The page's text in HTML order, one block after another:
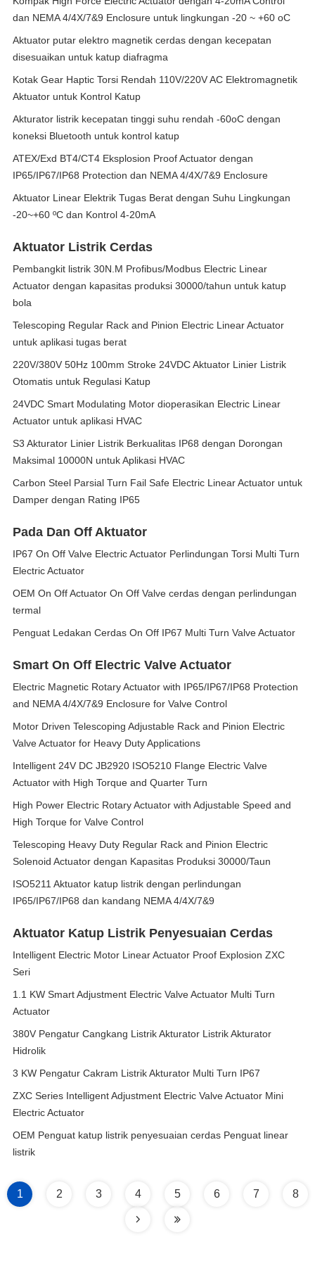
dan NEMA 4/4X/7&9 Enclosure untuk lingkungan -20 ~ +60 oC
Aktuator putar elektro magnetik cerdas dengan kecepatan
disesuaikan untuk katup diafragma
Kotak Gear Haptic Torsi Rendah 110V/220V AC Elektromagnetik
Aktuator untuk Kontrol Katup
Akturator listrik kecepatan tinggi suhu rendah -60oC dengan
koneksi Bluetooth untuk kontrol katup
ATEX/Exd BT4/CT4 Eksplosion Proof Actuator dengan
IP65/IP67/IP68 Protection dan NEMA 4/4X/7&9 Enclosure
Aktuator Linear Elektrik Tugas Berat dengan Suhu Lingkungan
-20~+60 ºC dan Kontrol 4-20mA
Aktuator Listrik Cerdas
Pembangkit listrik 30N.M Profibus/Modbus Electric Linear
Actuator dengan kapasitas produksi 30000/tahun untuk katup
bola
Telescoping Regular Rack and Pinion Electric Linear Actuator
untuk aplikasi tugas berat
220V/380V 50Hz 100mm Stroke 24VDC Aktuator Linier Listrik
Otomatis untuk Regulasi Katup
24VDC Smart Modulating Motor dioperasikan Electric Linear
Actuator untuk aplikasi HVAC
S3 Akturator Linier Listrik Berkualitas IP68 dengan Dorongan
Maksimal 10000N untuk Aplikasi HVAC
Carbon Steel Parsial Turn Fail Safe Electric Linear Actuator untuk
Damper dengan Rating IP65
Pada Dan Off Aktuator
IP67 On Off Valve Electric Actuator Perlindungan Torsi Multi Turn
Electric Actuator
OEM On Off Actuator On Off Valve cerdas dengan perlindungan
termal
Penguat Ledakan Cerdas On Off IP67 Multi Turn Valve Actuator
Smart On Off Electric Valve Actuator
Electric Magnetic Rotary Actuator with IP65/IP67/IP68 Protection
and NEMA 4/4X/7&9 Enclosure for Valve Control
Motor Driven Telescoping Adjustable Rack and Pinion Electric
Valve Actuator for Heavy Duty Applications
Intelligent 24V DC JB2920 ISO5210 Flange Electric Valve
Actuator with High Torque and Quarter Turn
High Power Electric Rotary Actuator with Adjustable Speed and
High Torque for Valve Control
Telescoping Heavy Duty Regular Rack and Pinion Electric
Solenoid Actuator dengan Kapasitas Produksi 30000/Taun
ISO5211 Aktuator katup listrik dengan perlindungan
IP65/IP67/IP68 dan kandang NEMA 4/4X/7&9
Aktuator Katup Listrik Penyesuaian Cerdas
Intelligent Electric Motor Linear Actuator Proof Explosion ZXC
Seri
1.1 KW Smart Adjustment Electric Valve Actuator Multi Turn
Actuator
380V Pengatur Cangkang Listrik Akturator Listrik Akturator
Hidrolik
3 KW Pengatur Cakram Listrik Akturator Multi Turn IP67
ZXC Series Intelligent Adjustment Electric Valve Actuator Mini
Electric Actuator
OEM Penguat katup listrik penyesuaian cerdas Penguat linear
listrik
1 2 3 4 5 6 7 8